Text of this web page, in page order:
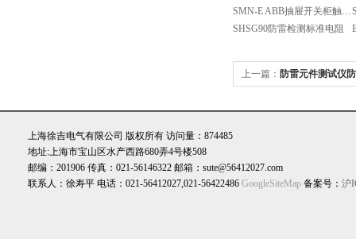
SMN-E ABB抽屉开关柜触头夹紧力检测仪
SHSG90防雷检测标准电阻
上一篇： 防雷元件测试仪
上海徐吉电气有限公司 版权所有 访问量：874485
地址:上海市宝山区水产西路680弄4号楼508
邮编：201906 传真：021-56146322 邮箱：sute@56412027.com
联系人：徐寿平 电话：021-56412027,021-56422486 GoogleSiteMap 备案号： 沪